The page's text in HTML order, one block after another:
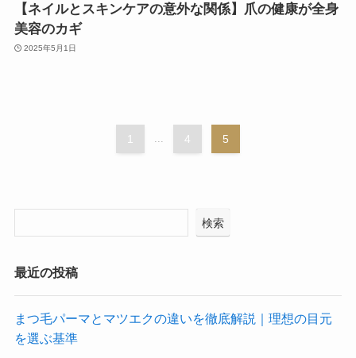
【ネイルとスキンケアの意外な関係】爪の健康が全身
美容のカギ
2025年5月1日
1 4 5
検索
最近の投稿
まつ毛パーマとマツエクの違いを徹底解説｜理想の目元
を選ぶ基準